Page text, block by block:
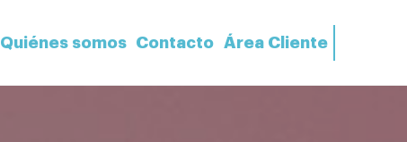
Quiénes somos Contacto Área Cliente